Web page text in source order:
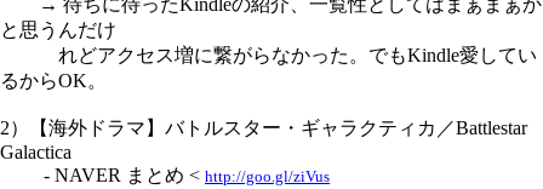
と思うんだけ
れどアクセス増に繋がらなかった。でもKindle愛してい
るからOK。
2）【海外ドラマ】バトルスター・ギャラクティカ／Battlestar
Galactica
- NAVER まとめ < http://goo.gl/ziVus